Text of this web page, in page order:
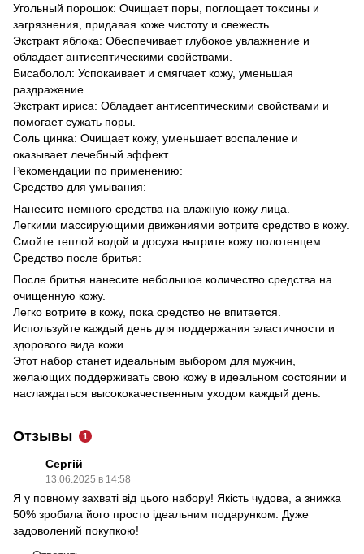
Угольный порошок: Очищает поры, поглощает токсины и
загрязнения, придавая коже чистоту и свежесть.
Экстракт яблока: Обеспечивает глубокое увлажнение и
обладает антисептическими свойствами.
Бисаболол: Успокаивает и смягчает кожу, уменьшая
раздражение.
Экстракт ириса: Обладает антисептическими свойствами и
помогает сужать поры.
Соль цинка: Очищает кожу, уменьшает воспаление и
оказывает лечебный эффект.
Рекомендации по применению:
Средство для умывания:
Нанесите немного средства на влажную кожу лица.
Легкими массирующими движениями вотрите средство в кожу.
Смойте теплой водой и досуха вытрите кожу полотенцем.
Средство после бритья:
После бритья нанесите небольшое количество средства на
очищенную кожу.
Легко вотрите в кожу, пока средство не впитается.
Используйте каждый день для поддержания эластичности и
здорового вида кожи.
Этот набор станет идеальным выбором для мужчин,
желающих поддерживать свою кожу в идеальном состоянии и
наслаждаться высококачественным уходом каждый день.
Отзывы 1
Сергій
13.06.2025 в 14:58
Я у повному захваті від цього набору! Якість чудова, а знижка
50% зробила його просто ідеальним подарунком. Дуже
задоволений покупкою!